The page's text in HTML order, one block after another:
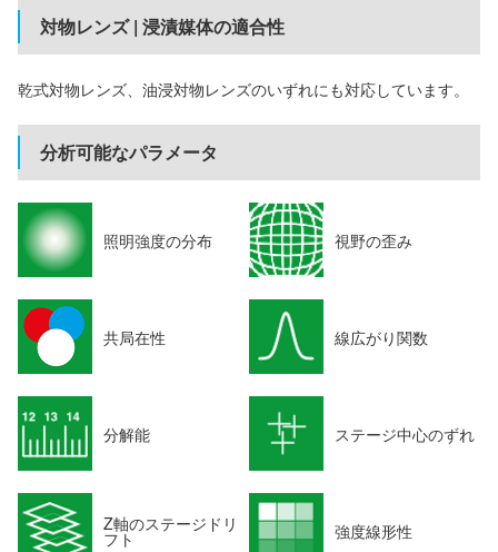
対物レンズ | 浸漬媒体の適合性
乾式対物レンズ、油浸対物レンズのいずれにも対応しています。
分析可能なパラメータ
照明強度の分布 視野の歪み
共局在性 線広がり関数
分解能 ステージ中心のずれ
Z軸のステージドリ
フト 強度線形性